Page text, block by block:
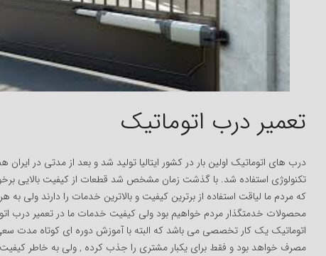
تعمیر درب اتوماتیک
درب های اتوماتیک اولین بار در کشور ایتالیا تولید شد و بعد از مدتی در
تکنولوژی استفاده شد. با گذشت زمان مشخص شد قطعات از کیفیت بالایی
که مردم ما لیاقت استفاده از برترین کیفیت و بالاترین خدمات را دارند ولی به
محصولات خدمتگذار مردم خواهیم بود ولی کیفیت خدمات ما در تعمیر درب
اتوماتیک یک کار تخصصی می باشد که البته با آموزش دوره ای کوتاه مدت سعی
مصرف خواهد بود و فقط برای یکبار مشتری را جذب کرده , ولی به خاطر